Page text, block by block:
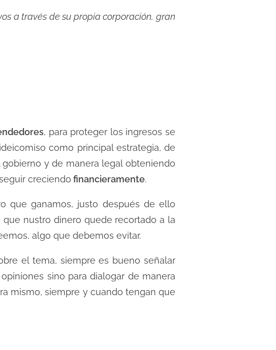
a través de su propia corporación, gran
, para proteger los ingresos se
como principal estrategia, de
y de manera legal obteniendo
creciendo financieramente.
que ganamos, justo después de ello
nustro dinero quede recortado a la
algo que debemos evitar.
el tema, siempre es bueno señalar
sino para dialogar de manera
mismo, siempre y cuando tengan que